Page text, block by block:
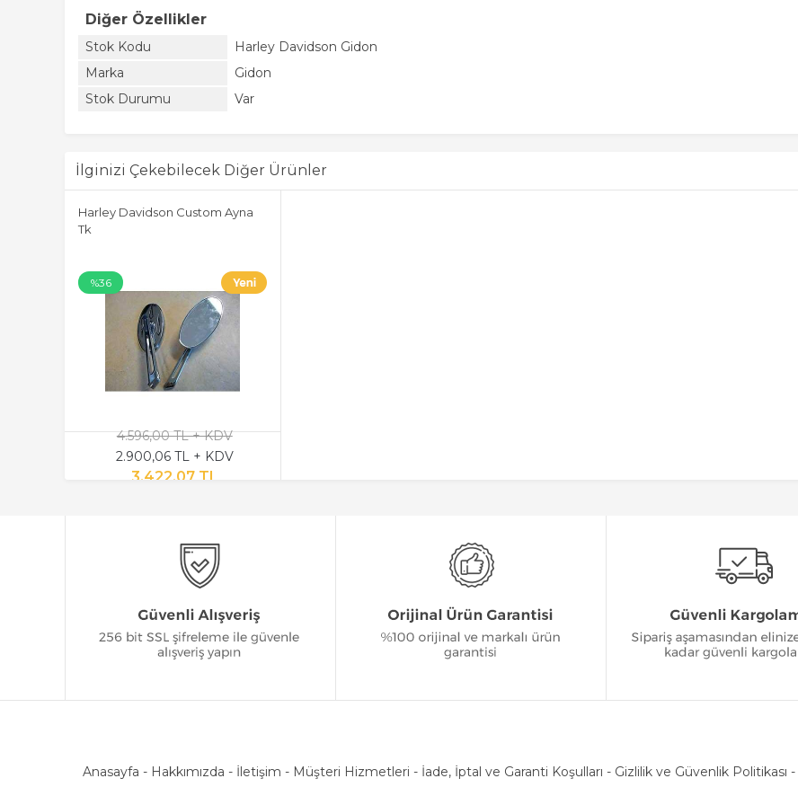
Diğer Özellikler
Stok Kodu
Harley Davidson Gidon
Marka
Gidon
Stok Durumu
Var
İlginizi Çekebilecek Diğer Ürünler
Harley Davidson Custom Ayna
Tk
%36
4.596,00 TL + KDV
2.900,06 TL + KDV
3.422,07 TL
Anasayfa - Hakkımızda - İletişim - Müşteri Hizmetleri - İade, İptal ve Garanti Koşulları - Gizlilik ve Güvenlik Politikası -